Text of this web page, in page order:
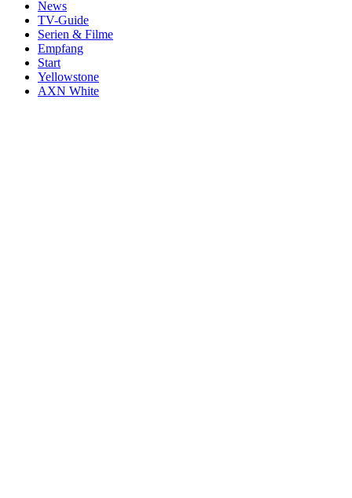
News
TV-Guide
Serien & Filme
Empfang
Start
Yellowstone
AXN White